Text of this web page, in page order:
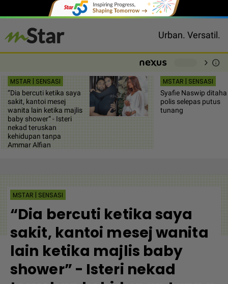
Urban. Versatil.
chevron_right info
MSTAR | SENSASI
“Dia bercuti ketika saya
sakit, kantoi mesej
wanita lain ketika majlis
baby shower” - Isteri
nekad teruskan
kehidupan tanpa
Ammar Alfian
MSTAR | SENSASI
Syafie Naswip
polis selepas putus
tunang
MSTAR | SENSASI
“Dia bercuti ketika saya
sakit, kantoi mesej wanita
lain ketika majlis baby
shower” - Isteri nekad